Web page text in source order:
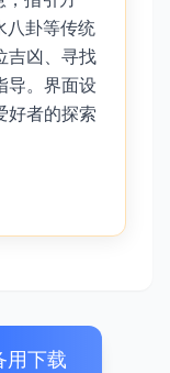
八卦等传统
吉凶、寻找
导。界面设
好者的探索
用下载